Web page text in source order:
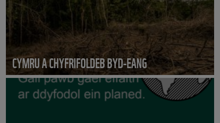
CYMRU A CHYFRIFOLDEB BYD-EANG